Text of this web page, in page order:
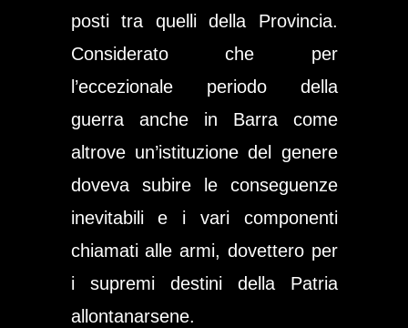
posti tra quelli della Provincia.
Considerato che per
l’eccezionale periodo della
guerra anche in Barra come
altrove un’istituzione del genere
doveva subire le conseguenze
inevitabili e i vari componenti
chiamati alle armi, dovettero per
i supremi destini della Patria
allontanarsene.